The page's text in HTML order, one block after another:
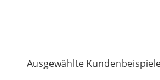
Ausgewählte